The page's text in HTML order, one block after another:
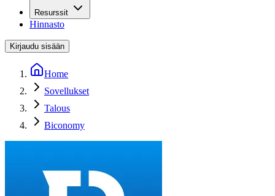
Resurssit
Hinnasto
Kirjaudu sisään
Home
Sovellukset
Talous
Biconomy